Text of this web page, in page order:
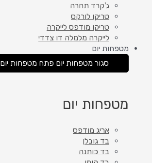
ג'קרד תחרה
טריקו לורקס
טריקו מודפס לייקרה
לייקרה מלמלה דו צדדי
מטפחות יום
סגור מטפחות יום פתח מטפחות יום
מטפחות יום
אריג מודפס
בד גובלן
בד כותנה